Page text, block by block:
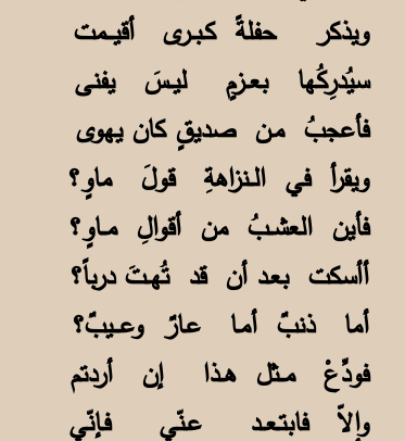
ويذكر حفلةً كـبــرى
سيُدرِكُها بعــزمٍ ليــسَ يفنى
فأعجبُ مـن صديقٍ كان يهوى
ويقرأ في الــنزاهةِ قولَ ماوٍ؟
فأين العشــبُ من أقوالِ مــاوٍ؟
أأسكت بعـد أن قد تُهــتَ درباً؟
أما ذنبٌ أمـا عـارٌ وعـــيبٌ؟
فودِّعْ مــثل هــذا إن أردتم
وإلاّ فابتـعــد عـنّي فـإنّي